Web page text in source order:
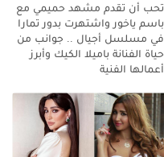
تحب أن تقدم مشهد حميمي مع
باسم ياخور واشتهرت بدور تمارا
في مسلسل أجيال .. جوانب من
حياة الفنانة باميلا الكيك وأبرز
أعمالها الفنية